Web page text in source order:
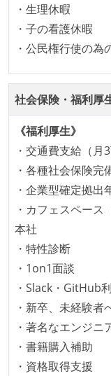
・生理休暇
・子の看護休暇
・公民権行使の為
社会保険・福利厚
《福利厚生》
・交通費支給（月
・各種社会保険完
・企業型確定拠出
・カフェスペー
本社
・特性診断
・1on1面談
・Slack・GitHub
・新卒、未経験
・著名なエンジニ
・書籍購入補助
・資格取得支援